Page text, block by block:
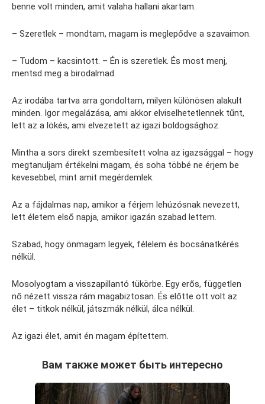
benne volt minden, amit valaha hallani akartam.
– Szeretlek – mondtam, magam is meglepődve a szavaimon.
– Tudom – kacsintott. – Én is szeretlek. És most menj,
mentsd meg a birodalmad.
Az irodába tartva arra gondoltam, milyen különösen alakult
minden. Igor megalázása, ami akkor elviselhetetlennek tűnt,
lett az a lökés, ami elvezetett az igazi boldogsághoz.
Mintha a sors direkt szembesített volna az igazsággal – hogy
megtanuljam értékelni magam, és soha többé ne érjem be
kevesebbel, mint amit megérdemlek.
Az a fájdalmas nap, amikor a férjem lehúzósnak nevezett,
lett életem első napja, amikor igazán szabad lettem.
Szabad, hogy önmagam legyek, félelem és bocsánatkérés
nélkül.
Mosolyogtam a visszapillantó tükörbe. Egy erős, független
nő nézett vissza rám magabiztosan. És előtte ott volt az
élet – titkok nélkül, játszmák nélkül, álca nélkül.
Az igazi élet, amit én magam építettem.
Вам также может быть интересно